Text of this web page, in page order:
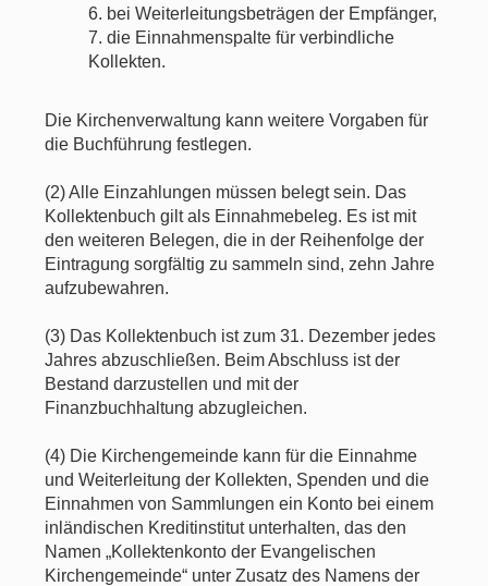
6. bei Weiterleitungsbeträgen der Empfänger,
7. die Einnahmenspalte für verbindliche
Kollekten.
Die Kirchenverwaltung kann weitere Vorgaben für
die Buchführung festlegen.
(2) Alle Einzahlungen müssen belegt sein. Das
Kollektenbuch gilt als Einnahmebeleg. Es ist mit
den weiteren Belegen, die in der Reihenfolge der
Eintragung sorgfältig zu sammeln sind, zehn Jahre
aufzubewahren.
(3) Das Kollektenbuch ist zum 31. Dezember jedes
Jahres abzuschließen. Beim Abschluss ist der
Bestand darzustellen und mit der
Finanzbuchhaltung abzugleichen.
(4) Die Kirchengemeinde kann für die Einnahme
und Weiterleitung der Kollekten, Spenden und die
Einnahmen von Sammlungen ein Konto bei einem
inländischen Kreditinstitut unterhalten, das den
Namen „Kollektenkonto der Evangelischen
Kirchengemeinde“ unter Zusatz des Namens der